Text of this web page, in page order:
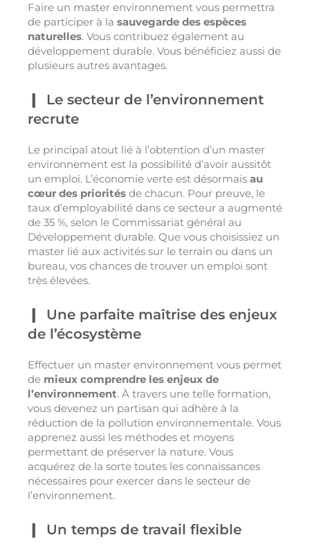
Faire un master environnement vous permettra
de participer à la sauvegarde des espèces
naturelles. Vous contribuez également au
développement durable. Vous bénéficiez aussi de
plusieurs autres avantages.
Le secteur de l’environnement
recrute
Le principal atout lié à l’obtention d’un master
environnement est la possibilité d’avoir aussitôt
un emploi. L’économie verte est désormais au
cœur des priorités de chacun. Pour preuve, le
taux d’employabilité dans ce secteur a augmenté
de 35 %, selon le Commissariat général au
Développement durable. Que vous choisissiez un
master lié aux activités sur le terrain ou dans un
bureau, vos chances de trouver un emploi sont
très élevées.
Une parfaite maîtrise des enjeux
de l’écosystème
Effectuer un master environnement vous permet
de mieux comprendre les enjeux de
l’environnement. À travers une telle formation,
vous devenez un partisan qui adhère à la
réduction de la pollution environnementale. Vous
apprenez aussi les méthodes et moyens
permettant de préserver la nature. Vous
acquérez de la sorte toutes les connaissances
nécessaires pour exercer dans le secteur de
l’environnement.
Un temps de travail flexible